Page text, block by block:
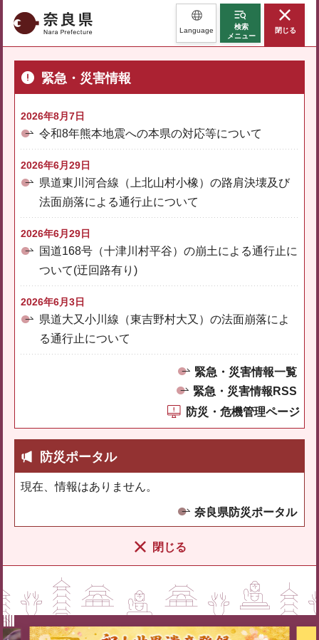
奈良県 Language
検索
メニュー
閉じる
緊急・災害情報
2026年8月7日
令和8年熊本地震への本県の対応等について
2026年6月29日
県道東川河合線（上北山村小橡）の路肩決壊及び
法面崩落による通行止について
2026年6月29日
国道168号（十津川村平谷）の崩土による通行止に
ついて(迂回路有り)
2026年6月3日
県道大又小川線（東吉野村大又）の法面崩落によ
る通行止について
緊急・災害情報一覧
緊急・災害情報RSS
防災・危機管理ページ
防災ポータル
現在、情報はありません。
奈良県防災ポータル
閉じる